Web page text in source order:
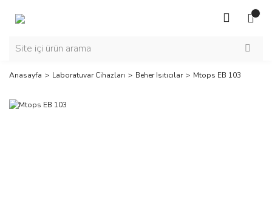
Anasayfa Laboratuvar Cihazları Beher Isıtıcılar Mtops EB 103